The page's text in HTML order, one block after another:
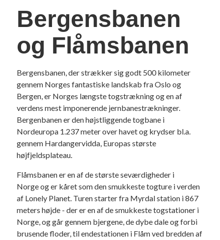
Bergensbanen
og Flåmsbanen
Bergensbanen, der strækker sig godt 500 kilometer
gennem Norges fantastiske landskab fra Oslo og
Bergen, er Norges længste togstrækning og en af
verdens mest imponerende jernbanestrækninger.
Bergenbanen er den højstliggende togbane i
Nordeuropa 1.237 meter over havet og krydser bl.a.
gennem Hardangervidda, Europas største
højfjeldsplateau.
Flåmsbanen er en af de største seværdigheder i
Norge og er kåret som den smukkeste togture i verden
af Lonely Planet. Turen starter fra Myrdal station i 867
meters højde - der er en af de smukkeste togstationer i
Norge, og går gennem bjergene, de dybe dale og forbi
brusende floder, til endestationen i Flåm ved bredden af